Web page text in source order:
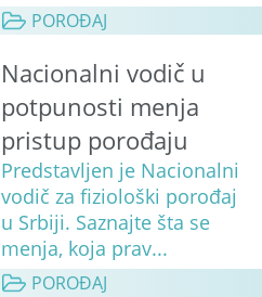
POROĐAJ
Nacionalni vodič u
potpunosti menja
pristup porođaju
Predstavljen je Nacionalni
vodič za fiziološki porođaj
u Srbiji. Saznajte šta se
menja, koja prav...
POROĐAJ